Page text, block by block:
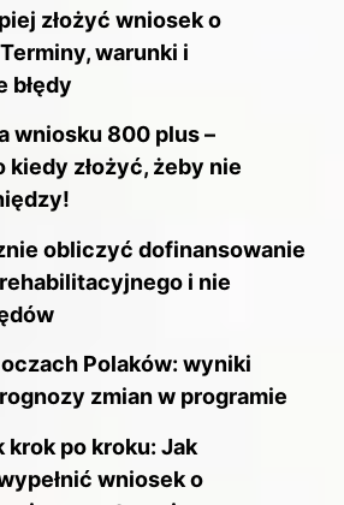
złożyć wniosek o
warunki i
błędy
wniosku 800 plus –
kiedy złożyć, żeby nie
obliczyć dofinansowanie
i nie
Polaków: wyniki
zmian w programie
krok po kroku: Jak
wniosek o